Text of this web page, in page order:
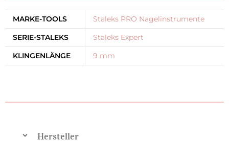
MARKE-TOOLS
Staleks PRO Nagelinstrumente
SERIE-STALEKS
Staleks Expert
KLINGENLÄNGE
9 mm
Hersteller